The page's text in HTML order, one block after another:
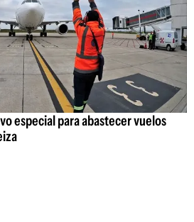
especial para abastecer vuelos